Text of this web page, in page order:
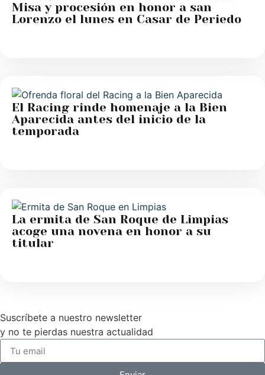
Misa y procesión en honor a san
Lorenzo el lunes en Casar de Periedo
El Racing rinde homenaje a la Bien
Aparecida antes del inicio de la
temporada
La ermita de San Roque de Limpias
acoge una novena en honor a su
titular
Suscríbete a nuestro newsletter
y no te pierdas nuestra actualidad